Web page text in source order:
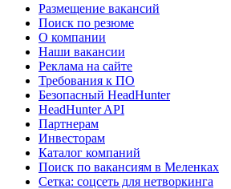
Размещение вакансий
Поиск по резюме
О компании
Наши вакансии
Реклама на сайте
Требования к ПО
Безопасный HeadHunter
HeadHunter API
Партнерам
Инвесторам
Каталог компаний
Поиск по вакансиям в Меленках
Сетка: соцсеть для нетворкинга